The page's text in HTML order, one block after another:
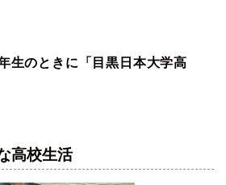
生のときに「目黒日本大学高
高校生活